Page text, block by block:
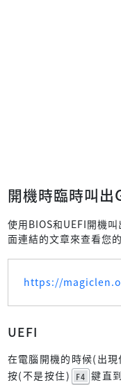
開機時臨時叫出
使用BIOS和UEFI開機
面連結的文章來查看您
https://
UEFI
在電腦開機的時候(出
按(不是按住)
F4 鍵直